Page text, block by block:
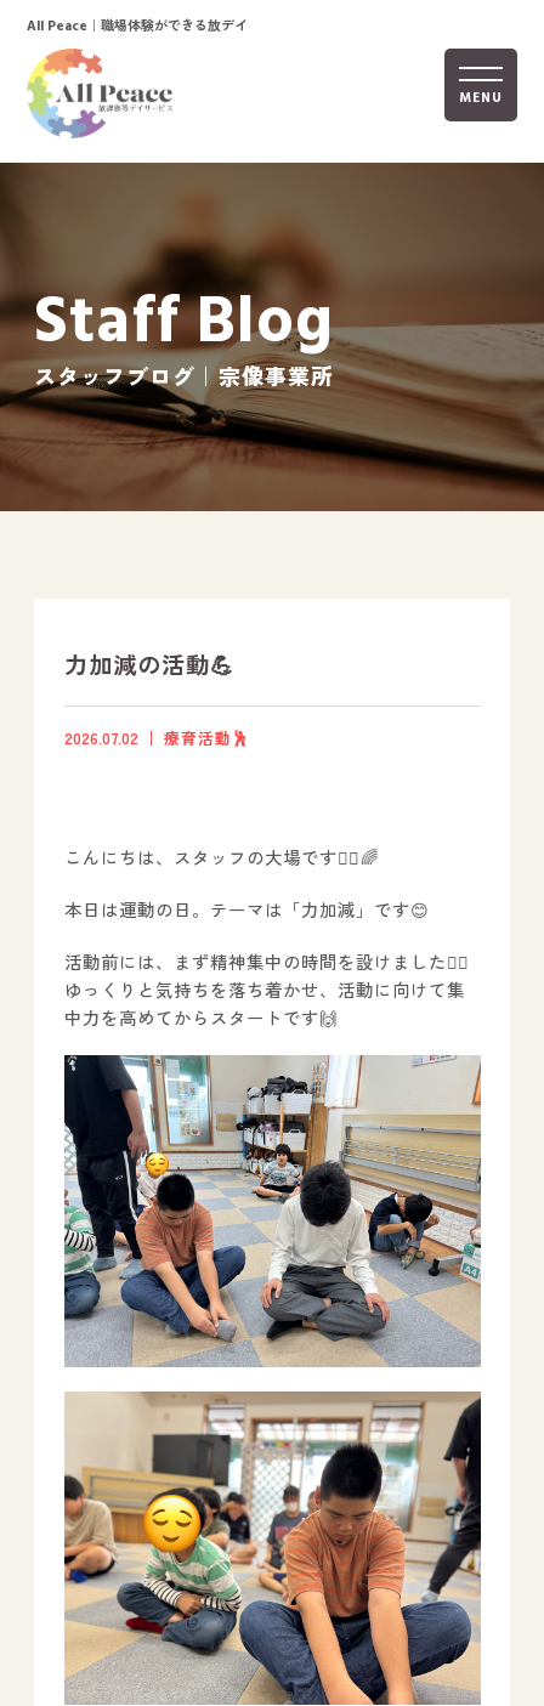
MENU
ホーム
活動内容
ご利用までの流れ
採用情報
自己評価表
社内行事
事業所のご案内
－ オールピース宗像事業所
－ オールピース福津事業所
－ オールピース春日事業所
－ オールピース東郷事業所
－ オールピース鳥栖事業所
スタッフブログ
－ 宗像事業所のブログ
－ 福津事業所のブログ
－ 春日事業所のブログ
－ 東郷事業所のブログ
－ 鳥栖事業所のブログ
All Peace ｜職場体験ができる放デイ
Staff Blog
スタッフブログ｜宗像事業所
力加減の活動💪
2026.07.02 療育活動🕺
こんにちは、スタッフの大場です🙋‍♂️🌈
本日は運動の日。テーマは「力加減」です😊
活動前には、まず精神集中の時間を設けました🧘‍♀️
ゆっくりと気持ちを落ち着かせ、活動に向けて集
中力を高めてからスタートです🙌